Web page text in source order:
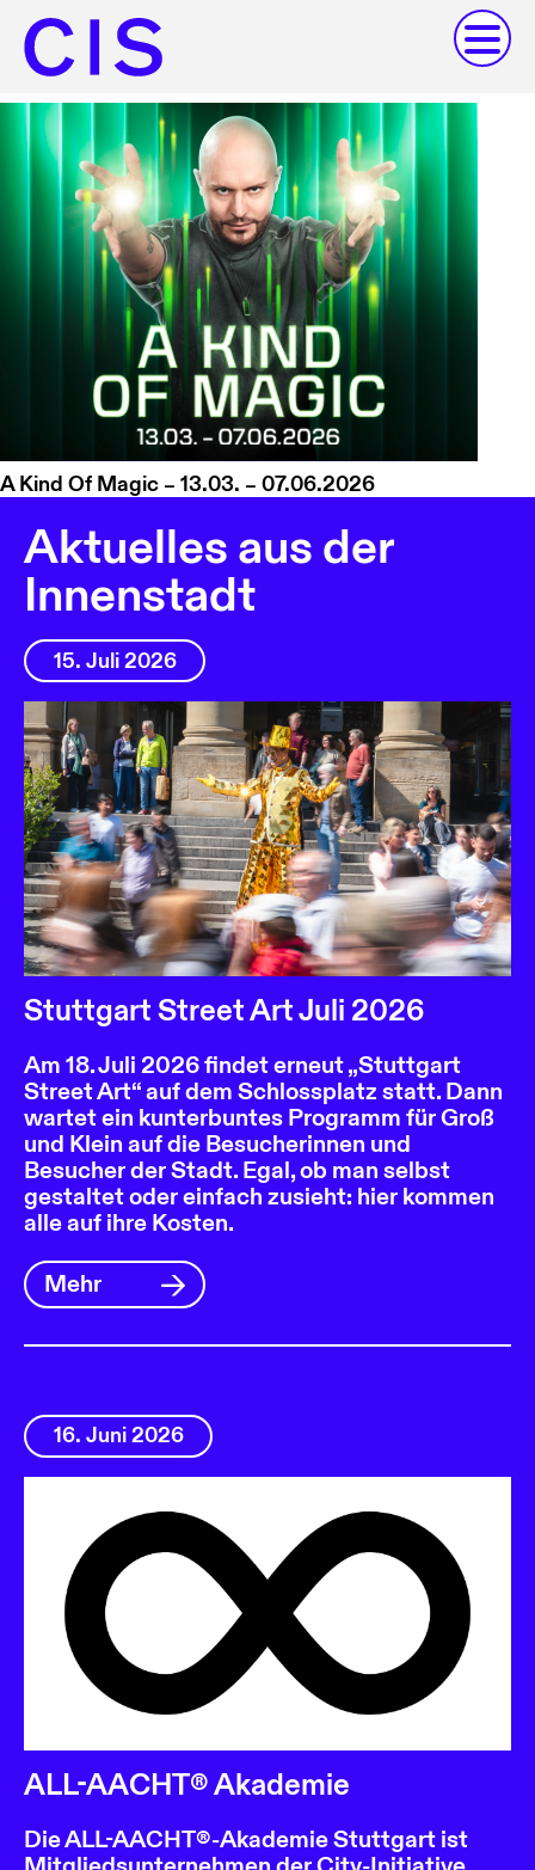
A Kind Of Magic – 13.03. – 07.06.2026
Aktuelles aus der
Innenstadt
15. Juli 2026
Stuttgart Street Art Juli 2026
Am 18. Juli 2026 findet erneut „Stuttgart
Street Art“ auf dem Schlossplatz statt. Dann
wartet ein kunterbuntes Programm für Groß
und Klein auf die Besucherinnen und
Besucher der Stadt. Egal, ob man selbst
gestaltet oder einfach zusieht: hier kommen
alle auf ihre Kosten.
Mehr
16. Juni 2026
ALL-AACHT® Akademie
Die ALL-AACHT®-Akademie Stuttgart ist